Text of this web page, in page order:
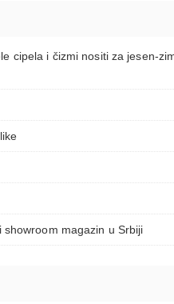
cipela i čizmi nositi za jesen-
showroom magazin u Srbiji